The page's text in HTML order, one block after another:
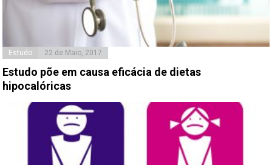
Estudo 22 de Maio, 2017
Estudo põe em causa eficácia de dietas
hipocalóricas